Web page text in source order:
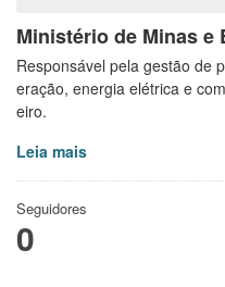
Ministério de Minas e
Responsável pela gestão de
eração, energia elétrica e
eiro.
Leia mais
Seguidores
0